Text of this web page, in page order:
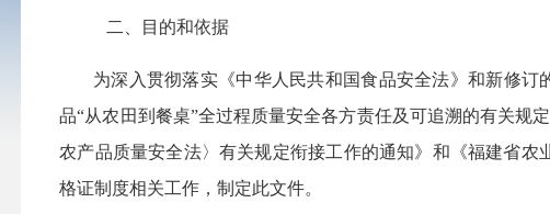
二、目的和依据
为深入贯彻落实《中华人民共和国食品安全法》和新修
品“从农田到餐桌”全过程质量安全各方责任及可追溯的有关规
农产品质量安全法〉有关规定衔接工作的通知》和《福建省
格证制度相关工作，制定此文件。